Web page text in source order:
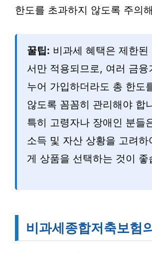
한도를 초과하지 않도록 주의
꿀팁: 비과세 혜택은 제한된
서만 적용되므로, 여러 금융
누어 가입하더라도 총 한도
않도록 꼼꼼히 관리해야 합
특히 고령자나 장애인 분들
소득 및 자산 상황을 고려하
게 상품을 선택하는 것이 좋
비과세종합저축보험